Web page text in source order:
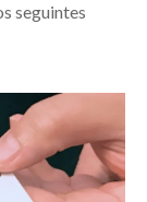
seguintes